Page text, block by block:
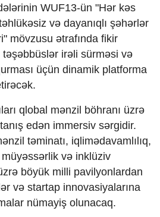
və nəqliyyat
WUF13-ün "Hər kəs
və dayanıqlı şəhərlər
mövzusu ətrafında fikir
təşəbbüslər irəli sürməsi və
üçün dinamik platforma
qlobal mənzil böhranı üzrə
edən immersiv sərgidir.
təminatı, iqlimədavamlılıq,
və inklüziv
böyük milli pavilyonlardan
və startap innovasiyalarına
nümayiş olunacaq.